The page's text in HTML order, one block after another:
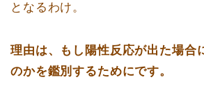
となるわけ。
理由は、もし陽性反応が出た場合
のかを鑑別するためにです。